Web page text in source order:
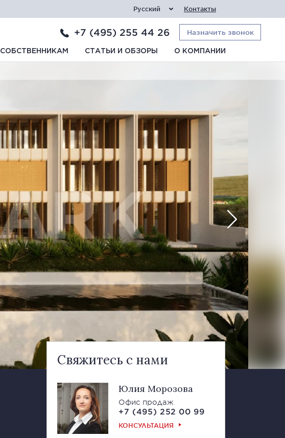
Русский Контакты
+7 (495) 255 44 26 Назначить звонок
СОБСТВЕННИКАМ СТАТЬИ И ОБЗОРЫ О КОМПАНИИ
Свяжитесь с нами
Юлия Морозова
Офис продаж
+7 (495) 252 00 99
КОНСУЛЬТАЦИЯ